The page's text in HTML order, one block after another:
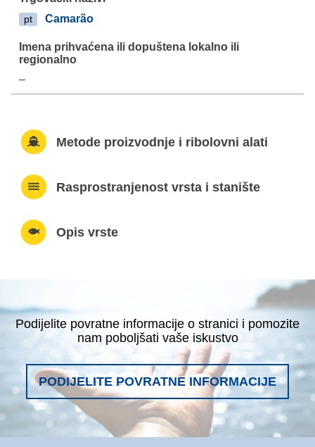
pt Camarão
–
Metode proizvodnje i ribolovni alati
Rasprostranjenost vrsta i stanište
Opis vrste
Podijelite povratne informacije o stranici i pomozite
nam poboljšati vaše iskustvo
PODIJELITE POVRATNE INFORMACIJE